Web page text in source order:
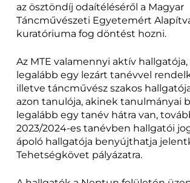
az ösztöndíj odaítéléséről a Magyar
Táncművészeti Egyetemért
kuratóriuma fog döntést hozni.
Az MTE valamennyi aktív hallgatója,
legalább egy lezárt tanévvel
illetve táncművész szakos
azon tanulója, akinek tanulmányai
legalább egy tanév hátra van,
2023/2024-es tanévben hallgatói
ápoló hallgatója benyújthatja
Tehetségkövet pályázatra.